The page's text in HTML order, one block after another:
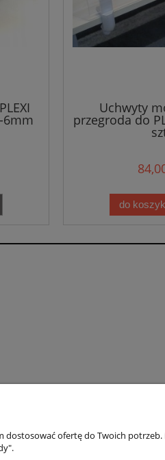
6mm
Uchwyty
przegroda do
do
ofertę do Twoich